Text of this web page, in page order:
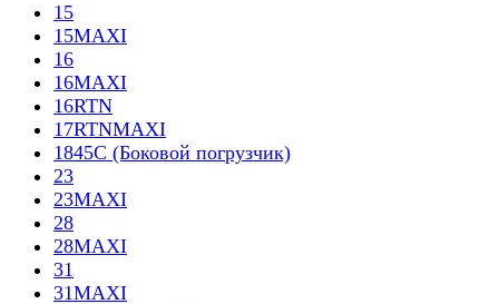
15
15MAXI
16
16MAXI
16RTN
17RTNMAXI
1845C (Боковой погрузчик)
23
23MAXI
28
28MAXI
31
31MAXI